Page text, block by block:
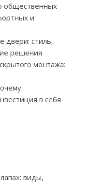
общественных
и
двери: стиль,
решения
монтажа:
в себя
виды,